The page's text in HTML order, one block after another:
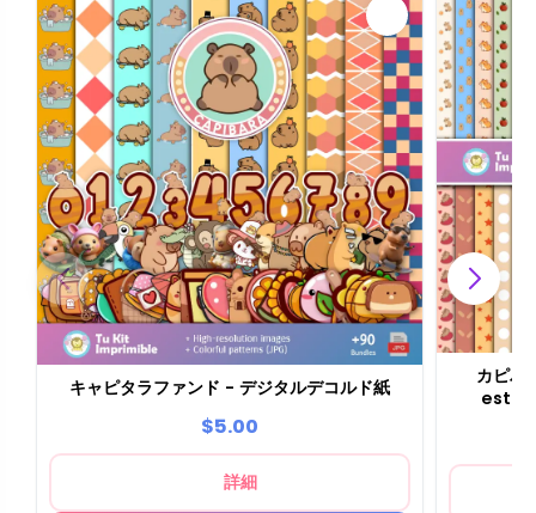
キャピタラファンド - デジタルデコルド紙
$5.00
詳細
カピバ
estas